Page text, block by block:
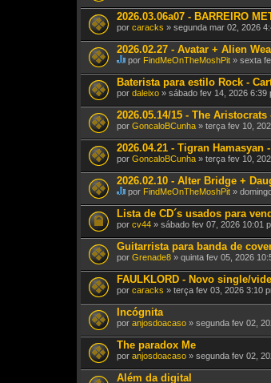
2026.03.06a07 - BARREIRO
por caracks » segunda mar 02, 2026
2026.02.27 - Avatar + Alien
E
s
t
e
T
ó
p
c
o
t
e
m
u
m
a
v
t
a
ç
ã
o
.
por FindMeOnTheMoshPit » sexta
Baterista para estilo Rock -
por daleixo » sábado fev 14, 2026 6:39
2026.05.14/15 - The
por GoncaloBCunha » terça fev 10,
2026.04.21 - Tigran Hamasyan
por GoncaloBCunha » terça fev 10,
2026.02.10 - Alter Bridge +
E
s
t
e
T
ó
p
c
o
t
e
m
u
m
a
v
t
por FindMeOnTheMoshPit »
Lista de CD´s usados para
por cv44 » sábado fev 07, 2026 10:01
Guitarrista para banda de
por Grenade8 » quinta fev 05, 2026
FAULKLORD - Novo single/
por caracks » terça fev 03, 2026 3:10
Incógnita
por anjosdoacaso » segunda fev 02,
The paradox Me
por anjosdoacaso » segunda fev 02,
Além da digital